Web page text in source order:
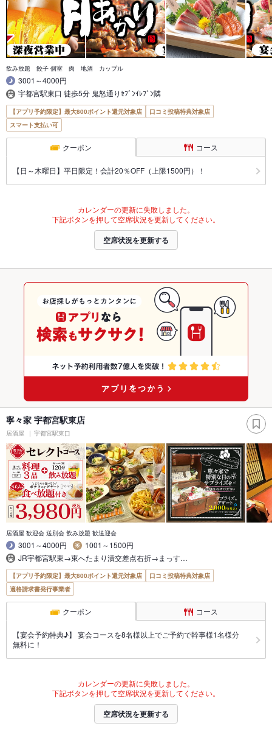
飲み放題 餃子 個室 肉 地酒 カップル
3001～4000円
宇都宮駅東口 徒歩5分 鬼怒通りｾﾌﾞﾝｲﾚﾌﾞﾝ隣
【アプリ予約限定】最大800ポイント還元対象店
口コミ投稿特典対象店
スマート支払い可
クーポン コース
【日～木曜日】平日限定！会計20％OFF（上限1500円）！
カレンダーの更新に失敗しました。
下記ボタンを押して空席状況を更新してください。
空席状況を更新する
寧々家 宇都宮駅東店
居酒屋 宇都宮駅東口
居酒屋 歓迎会 送別会 飲み放題 歓送迎会
3001～4000円
1001～1500円
JR宇都宮駅東→東へたまり漬交差点右折→まっす…
【アプリ予約限定】最大800ポイント還元対象店
口コミ投稿特典対象店
適格請求書発行事業者
クーポン コース
【宴会予約特典♪】 宴会コースを8名様以上でご予約で幹事様1名様分
無料に！
カレンダーの更新に失敗しました。
下記ボタンを押して空席状況を更新してください。
空席状況を更新する